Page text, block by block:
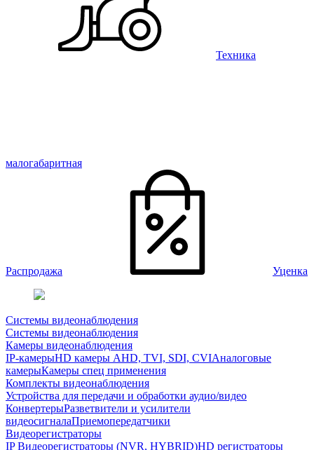
Техника
малогабаритная
Распродажа Уценка
Системы видеонаблюдения
Системы видеонаблюдения
Камеры видеонаблюдения
IP-камерыHD камеры AHD, TVI, SDI, CVIАналоговые
камерыКамеры спец применения
Комплекты видеонаблюдения
Устройства для передачи и обработки аудио/видео
КонвертерыРазветвители и усилители
видеосигналаПриемопередатчики
Видеорегистраторы
IP Видеорегистраторы (NVR, HYBRID)HD регистраторы